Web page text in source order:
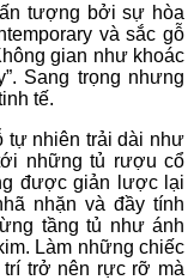
tượng bởi sự hòa
và sắc gỗ
gian như khoác
Sang trọng nhưng
tế.
tự nhiên trải dài như
những tủ rượu cổ
được giản lược lại
nhặn và đầy tính
tầng tủ như ánh
Làm những chiếc
trở nên rực rỡ mà